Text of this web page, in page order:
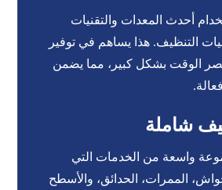
أحدث المعدات والتقنيات
التنظيف. هذا يساهم في توفير
الوقت بشكل كبير، مما يضمن
شاملة
واسعة من الخدمات التي
الممرات، الحدائق، والأسطح